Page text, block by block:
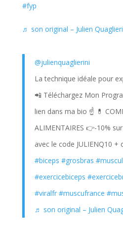
#fyp
♬ son original – Julien
@julienquaglierini
La technique idéale pour
📲 Téléchargez Mon
lien dans ma bio ☝️ 💊
ALIMENTAIRES 👉-10%
avec le code JULIENQ10 +
#biceps #grosbras
#exercicebiceps
#viralfr #muscufrance
♬ son original – Julien